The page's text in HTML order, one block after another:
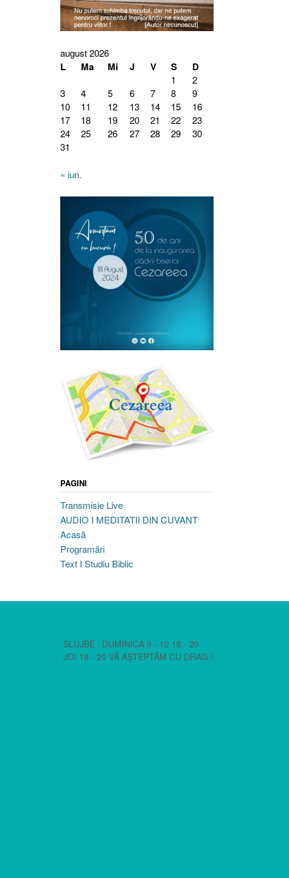
august 2026
L Ma Mi J V S D
1
2
3
4 5 6 7 8
9
10
11 12 13 14 15
16
17
18 19 20 21 22
23
24
25 26 27 28 29
30
31
« iun.
PAGINI
Transmisie Live
AUDIO I MEDITATII DIN CUVANT
Acasă
Programări
Text I Studiu Biblic
SLUJBE : DUMINICA 9 - 12 18 - 20
JOI 18 - 20 VĂ AȘTEPTĂM CU DRAG !